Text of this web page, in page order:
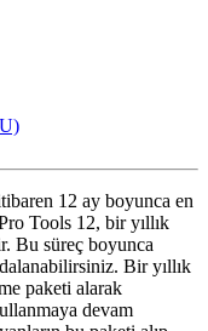
12 ay boyunca en
Tools 12, bir yıllık
Bu süreç boyunca
Bir yıllık
paketi alarak
devam